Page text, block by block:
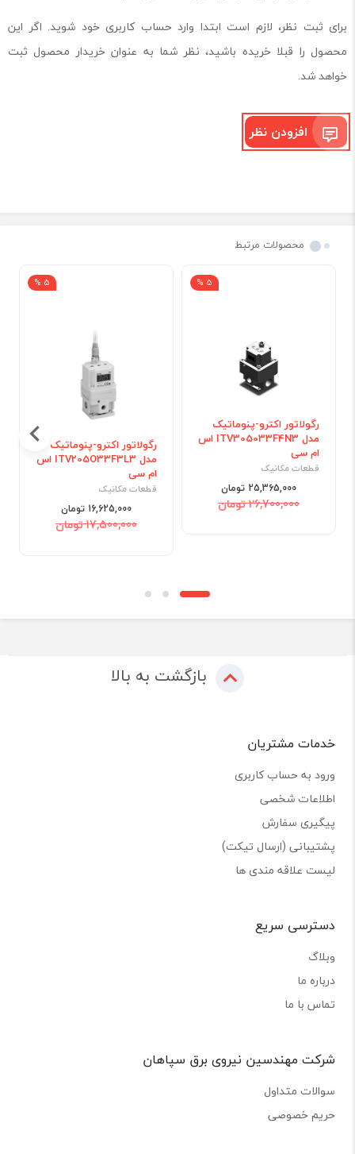
برای ثبت نظر، لازم است ابتدا وارد حساب کاربری خود شوید. اگر این
محصول را قبلا خریده باشید، نظر شما به عنوان خریدار محصول ثبت
خواهد شد.
افزودن نظر
محصولات مرتبط
5 %
رگولاتور اکترو-پنوماتیک
مدل ITV305033F4N3 اس
ام سی
قطعات مکانیک
25,365,000 تومان
26,700,000 تومان
5 %
رگولاتور اکترو-پنوماتیک
مدل ITV205O33F3L3 اس
ام سی
قطعات مکانیک
16,625,000 تومان
17,500,000 تومان
بازگشت به بالا
خدمات مشتریان
ورود به حساب کاربری
اطلاعات شخصی
پیگیری سفارش
پشتیبانی (ارسال تیکت)
لیست علاقه مندی ها
دسترسی سریع
وبلاگ
درباره ما
تماس با ما
شرکت مهندسین نیروی برق سپاهان
سوالات متداول
حریم خصوصی